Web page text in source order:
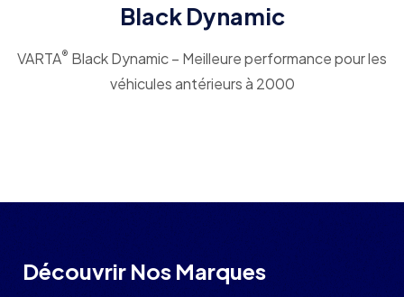
Black Dynamic
VARTA® Black Dynamic – Meilleure performance pour les
véhicules antérieurs à 2000
Découvrir Nos Marques